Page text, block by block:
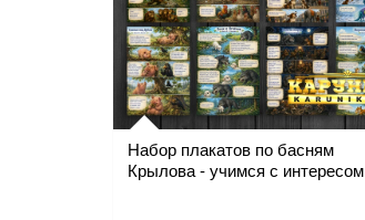
Набор плакатов по басням
Крылова - учимся с интересом